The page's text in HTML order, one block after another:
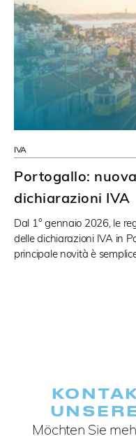
IVA
Portogallo:
dichiarazioni IVA
Dal 1° gennaio 2026, le
delle dichiarazioni IVA in
principale novità è
Möchten Sie